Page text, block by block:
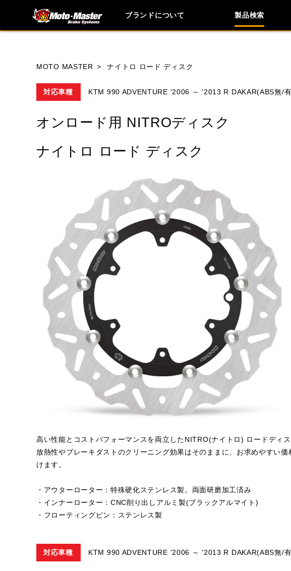
ブランドについて 製品検索
MOTO MASTER ナイトロ ロード ディスク
対応車種 KTM 990 ADVENTURE '2006 ～ '2013 R DAKAR(ABS無/有
オンロード用 NITROディスク
ナイトロ ロード ディスク
高い性能とコストパフォーマンスを両立したNITRO(ナイトロ) ロードディス
放熱性やブレーキダストのクリーニング効果はそのままに、お求めやすい
けます。
・アウターローター：特殊硬化ステンレス製。両面研磨加工済み
・インナーローター：CNC削り出しアルミ製(ブラックアルマイト)
・フローティングピン：ステンレス製
対応車種 KTM 990 ADVENTURE '2006 ～ '2013 R DAKAR(ABS無/有